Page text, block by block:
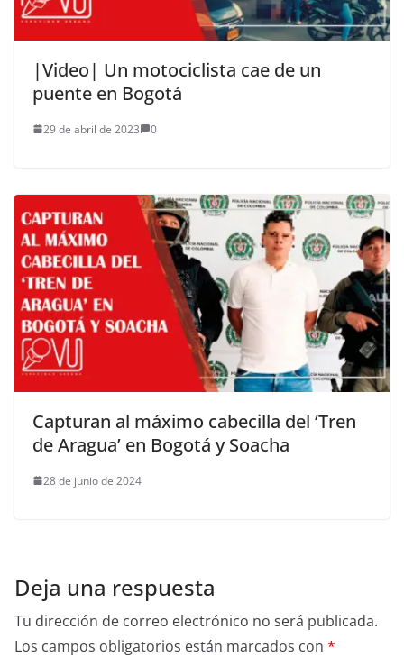
|Video| Un motociclista cae de un
puente en Bogotá
29 de abril de 2023 0
Capturan al máximo cabecilla del ‘Tren
de Aragua’ en Bogotá y Soacha
28 de junio de 2024
Deja una respuesta
Tu dirección de correo electrónico no será publicada.
Los campos obligatorios están marcados con *